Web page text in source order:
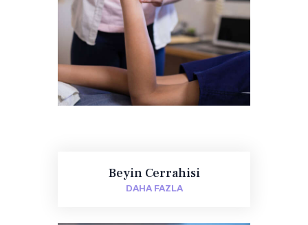
Beyin Cerrahisi
DAHA FAZLA